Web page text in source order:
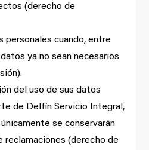
(derecho de
personales cuando, entre
ya no sean necesarios
del uso de sus datos
de Delfín Servicio Integral,
se conservarán
reclamaciones (derecho de